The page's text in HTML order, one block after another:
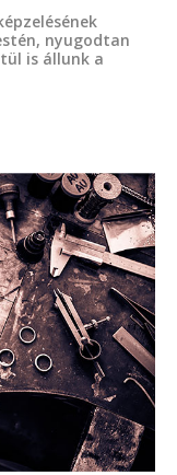
nyugodtan
is állunk a